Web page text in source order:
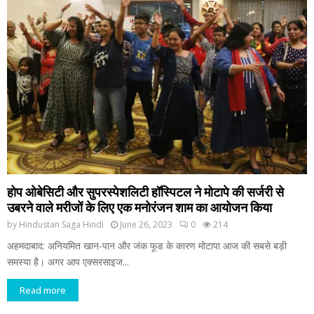
होप ओबेसिटी और सुपरस्पेशलिटी हॉस्पिटल ने मोटापे की सर्जरी से
उबरने वाले मरीजों के लिए एक मनोरंजन शाम का आयोजन किया
by Hindustan Saga Hindi June 26, 2023 0 214
अहमदाबाद: अनियमित खान-पान और जंक फूड के कारण मोटापा आज की सबसे बड़ी
समस्या है। अगर आप एक्सरसाइज...
Read more